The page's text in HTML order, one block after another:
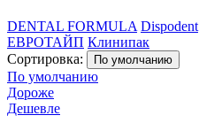
DENTAL FORMULA Dispodent
ЕВРОТАЙП Клинипак
Сортировка:
По умолчанию
По умолчанию
Дороже
Дешевле